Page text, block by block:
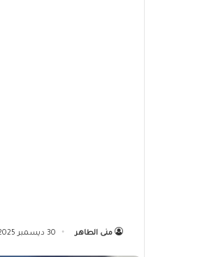
منى الطاهر 30 ديسمبر 2025 - 12:55 مساءً